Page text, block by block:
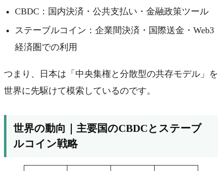
CBDC：国内決済・公共支払い・金融政策ツール
ステーブルコイン：企業間決済・国際送金・Web3
経済圏での利用
つまり、日本は「中央集権と分散型の共存モデル」を
世界に先駆けて模索しているのです。
世界の動向｜主要国のCBDCとステーブ
ルコイン戦略